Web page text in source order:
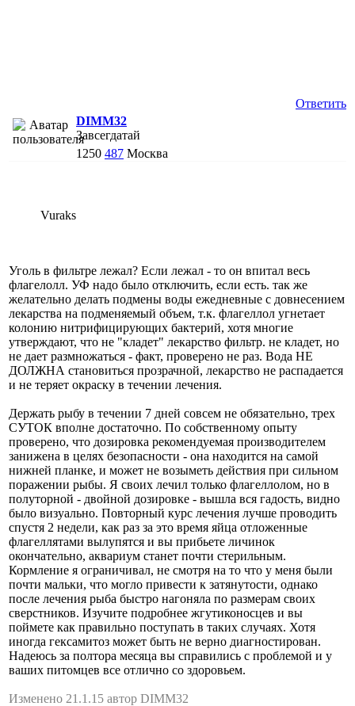
Ответить
DIMM32
Завсегдатай
1250 487 Москва
Vuraks
Уголь в фильтре лежал? Если лежал - то он впитал весь
флагелолл. УФ надо было отключить, если есть. так же
желательно делать подмены воды ежедневные с довнесением
лекарства на подменяемый объем, т.к. флагеллол угнетает
колонию нитрифицирующих бактерий, хотя многие
утверждают, что не "кладет" лекарство фильтр. не кладет, но
не дает размножаться - факт, проверено не раз. Вода НЕ
ДОЛЖНА становиться прозрачной, лекарство не распадается
и не теряет окраску в течении лечения.
Держать рыбу в течении 7 дней совсем не обязательно, трех
СУТОК вполне достаточно. По собственному опыту
проверено, что дозировка рекомендуемая производителем
занижена в целях безопасности - она находится на самой
нижней планке, и может не возыметь действия при сильном
поражении рыбы. Я своих лечил только флагеллолом, но в
полуторной - двойной дозировке - вышла вся гадость, видно
было визуально. Повторный курс лечения лучше проводить
спустя 2 недели, как раз за это время яйца отложенные
флагеллятами вылупятся и вы прибьете личинок
окончательно, аквариум станет почти стерильным.
Кормление я ограничивал, не смотря на то что у меня были
почти мальки, что могло привести к затянутости, однако
после лечения рыба быстро нагоняла по размерам своих
сверстников. Изучите подробнее жгутиконосцев и вы
поймете как правильно поступать в таких случаях. Хотя
иногда гексамитоз может быть не верно диагностирован.
Надеюсь за полтора месяца вы справились с проблемой и у
ваших питомцев все отлично со здоровьем.
Изменено 21.1.15 автор DIMM32